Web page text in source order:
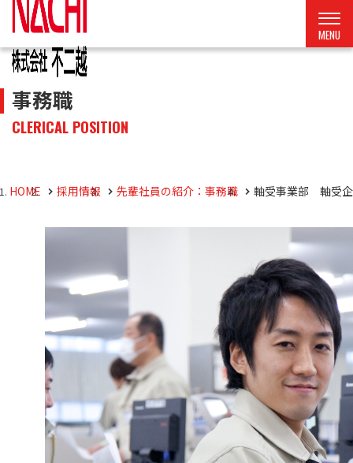
事務職
CLERICAL POSITION
HOME 採用情報 先輩社員の紹介：事務職 軸受事業部 軸受